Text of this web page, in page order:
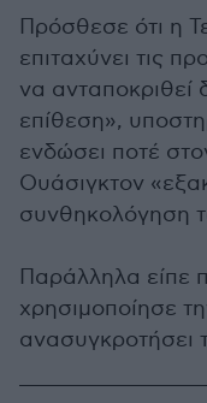
Πρόσθεσε ότι η
επιταχύνει τις
να ανταποκριθεί
επίθεση»,
ενδώσει ποτέ
Ουάσιγκτον
συνθηκολόγηση
Παράλληλα είπε
χρησιμοποίησε
ανασυγκροτήσει